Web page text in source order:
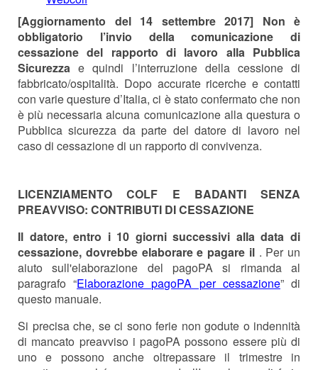
[Aggiornamento del 14 settembre 2017] Non è
obbligatorio l’invio della comunicazione di
cessazione del rapporto di lavoro alla Pubblica
Sicurezza e quindi l’interruzione della cessione di
fabbricato/ospitalità. Dopo accurate ricerche e contatti
con varie questure d’Italia, ci è stato confermato che non
è più necessaria alcuna comunicazione alla questura o
Pubblica sicurezza da parte del datore di lavoro nel
caso di cessazione di un rapporto di convivenza.
LICENZIAMENTO COLF E BADANTI SENZA
PREAVVISO: CONTRIBUTI DI CESSAZIONE
Il datore, entro i 10 giorni successivi alla data di
cessazione, dovrebbe elaborare e pagare il . Per un
aiuto sull'elaborazione del pagoPA si rimanda al
paragrafo “Elaborazione pagoPA per cessazione” di
questo manuale.
Si precisa che, se ci sono ferie non godute o indennità
di mancato preavviso i pagoPA possono essere più di
uno e possono anche oltrepassare il trimestre in